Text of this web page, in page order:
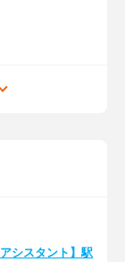
シスタント】駅